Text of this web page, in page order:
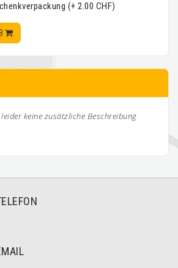
(+ 2.00 CHF)
keine zusätzliche Beschreibung